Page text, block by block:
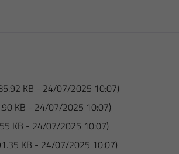
KB - 24/07/2025 10:07)
KB - 24/07/2025 10:07)
KB - 24/07/2025 10:07)
KB - 24/07/2025 10:07)